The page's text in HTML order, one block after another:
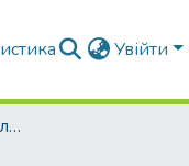
Увійти
Конференції та матеріали конференцій